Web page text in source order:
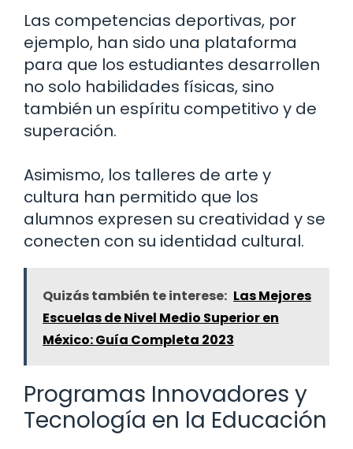
Las competencias deportivas, por
ejemplo, han sido una plataforma
para que los estudiantes desarrollen
no solo habilidades físicas, sino
también un espíritu competitivo y de
superación.
Asimismo, los talleres de arte y
cultura han permitido que los
alumnos expresen su creatividad y se
conecten con su identidad cultural.
Quizás también te interese: Las Mejores
Escuelas de Nivel Medio Superior en
México: Guía Completa 2023
Programas Innovadores y
Tecnología en la Educación